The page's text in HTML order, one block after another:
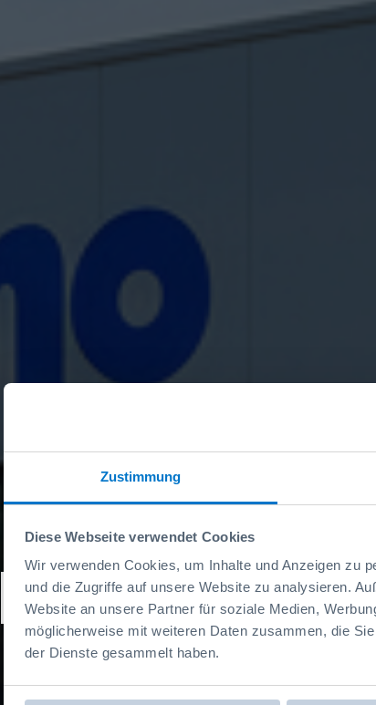
Zustimmung
Diese Webseite verwendet Cookies
Wir verwenden Cookies, um Inhalte und Anzeigen zu
und die Zugriffe auf unsere Website zu analysieren.
Website an unsere Partner für soziale Medien,
möglicherweise mit weiteren Daten zusammen, die
der Dienste gesammelt haben.
Jumbo